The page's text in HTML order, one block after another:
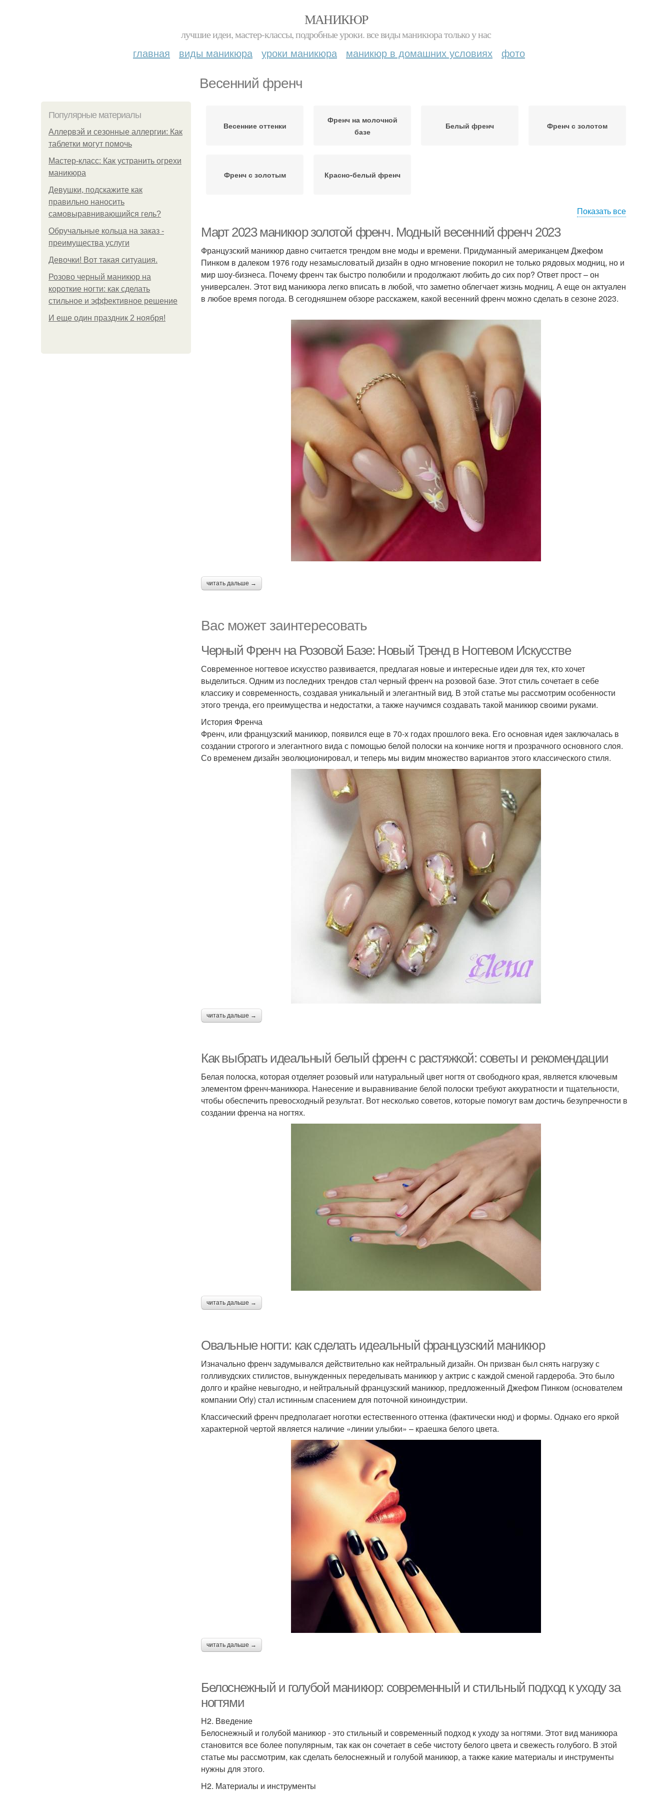
МАНИКЮР
лучшие идеи, мастер-классы, подробные уроки. все виды маникюра только у нас
главная виды маникюра уроки маникюра маникюр в домашних условиях фото
Весенний френч
Популярные материалы
Аллервэй и сезонные аллергии: Как
таблетки могут помочь
Мастер-класс: Как устранить огрехи
маникюра
Девушки, подскажите как
правильно наносить
самовыравнивающийся гель?
Обручальные кольца на заказ -
преимущества услуги
Девочки! Вот такая ситуация.
Розово черный маникюр на
короткие ногти: как сделать
стильное и эффективное решение
И еще один праздник 2 ноября!
Весенние оттенки
Френч на молочной
базе
Белый френч Френч с золотом
Френч с золотым Красно-белый френч
Показать все
Март 2023 маникюр золотой френч. Модный весенний френч 2023
Французский маникюр давно считается трендом вне моды и времени. Придуманный американцем Джефом
Пинком в далеком 1976 году незамысловатый дизайн в одно мгновение покорил не только рядовых модниц, но и
мир шоу-бизнеса. Почему френч так быстро полюбили и продолжают любить до сих пор? Ответ прост – он
универсален. Этот вид маникюра легко вписать в любой, что заметно облегчает жизнь модниц. А еще он актуален
в любое время погода. В сегодняшнем обзоре расскажем, какой весенний френч можно сделать в сезоне 2023.
читать дальше →
Вас может заинтересовать
Черный Френч на Розовой Базе: Новый Тренд в Ногтевом Искусстве
Современное ногтевое искусство развивается, предлагая новые и интересные идеи для тех, кто хочет
выделиться. Одним из последних трендов стал черный френч на розовой базе. Этот стиль сочетает в себе
классику и современность, создавая уникальный и элегантный вид. В этой статье мы рассмотрим особенности
этого тренда, его преимущества и недостатки, а также научимся создавать такой маникюр своими руками.
История Френча
Френч, или французский маникюр, появился еще в 70-х годах прошлого века. Его основная идея заключалась в
создании строгого и элегантного вида с помощью белой полоски на кончике ногтя и прозрачного основного слоя.
Со временем дизайн эволюционировал, и теперь мы видим множество вариантов этого классического стиля.
читать дальше →
Как выбрать идеальный белый френч с растяжкой: советы и рекомендации
Белая полоска, которая отделяет розовый или натуральный цвет ногтя от свободного края, является ключевым
элементом френч-маникюра. Нанесение и выравнивание белой полоски требуют аккуратности и тщательности,
чтобы обеспечить превосходный результат. Вот несколько советов, которые помогут вам достичь безупречности в
создании френча на ногтях.
читать дальше →
Овальные ногти: как сделать идеальный французский маникюр
Изначально френч задумывался действительно как нейтральный дизайн. Он призван был снять нагрузку с
голливудских стилистов, вынужденных переделывать маникюр у актрис с каждой сменой гардероба. Это было
долго и крайне невыгодно, и нейтральный французский маникюр, предложенный Джефом Пинком (основателем
компании Orly) стал истинным спасением для поточной киноиндустрии.
Классический френч предполагает ноготки естественного оттенка (фактически нюд) и формы. Однако его яркой
характерной чертой является наличие «линии улыбки» – краешка белого цвета.
читать дальше →
Белоснежный и голубой маникюр: современный и стильный подход к уходу за
ногтями
H2. Введение
Белоснежный и голубой маникюр - это стильный и современный подход к уходу за ногтями. Этот вид маникюра
становится все более популярным, так как он сочетает в себе чистоту белого цвета и свежесть голубого. В этой
статье мы рассмотрим, как сделать белоснежный и голубой маникюр, а также какие материалы и инструменты
нужны для этого.
H2. Материалы и инструменты